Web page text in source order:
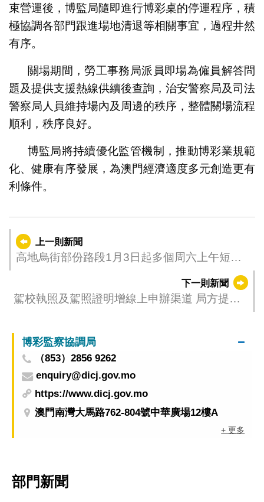
束營運後，博監局隨即進行博彩桌的停運程序，積
極協調各部門跟進場地清退等相關事宜，過程井然
有序。
關場期間，勞工事務局派員即場為僱員解答問
題及提供支援熱線供續後查詢，治安警察局及司法
警察局人員維持場內及周邊的秩序，整體關場流程
順利，秩序良好。
博監局將持續優化監管機制，推動博彩業規範
化、健康有序發展，為澳門經濟適度多元創造更有
利條件。
上一則新聞
高地烏街部份路段1月3日起多個周六上午短暫
下一則新聞
駕校執照及駕照證明增線上申辦渠道 局方提醒
博彩監察協調局
（853）2856 9262
enquiry@dicj.gov.mo
https://www.dicj.gov.mo
澳門南灣大馬路762-804號中華廣場12樓A
+ 更多
部門新聞